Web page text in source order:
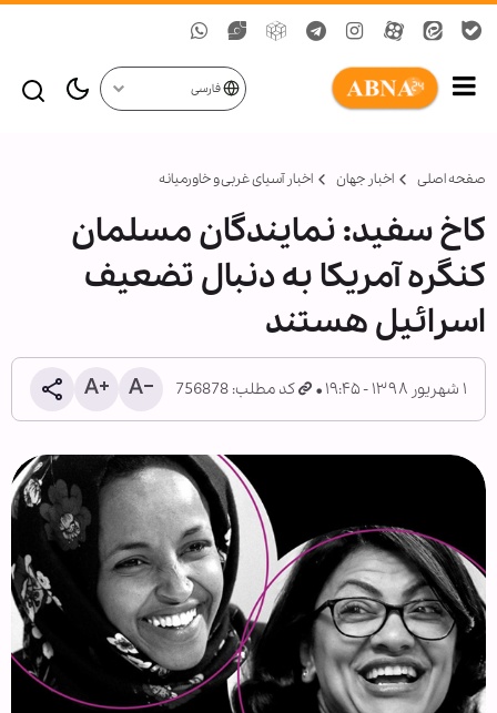
فارسی
صفحه اصلی اخبار جهان اخبار آسیای غربی و خاورمیانه
کاخ سفید: نمایندگان مسلمان
کنگره آمریکا به دنبال تضعیف
اسرائیل هستند
۱ شهریور ۱۳۹۸ - ۱۹:۴۵ کد مطلب: 756878